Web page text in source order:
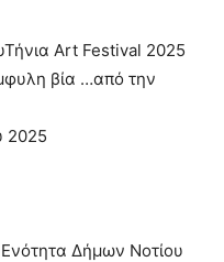
Art Festival 2025
βία …από την
2025
Δήμων Νοτίου